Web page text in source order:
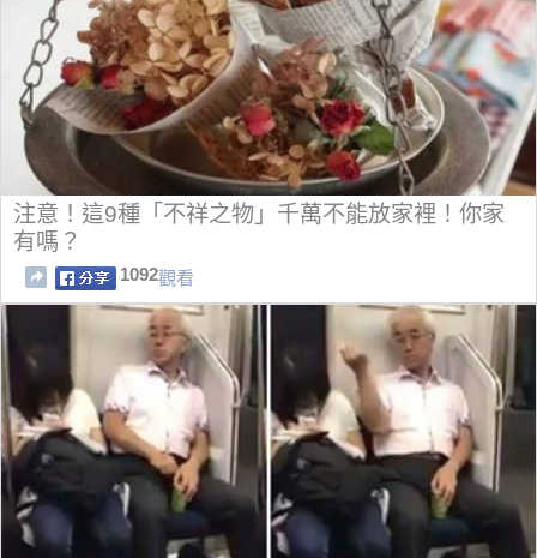
注意！這9種「不祥之物」千萬不能放家裡！你家
有嗎？
1092觀看